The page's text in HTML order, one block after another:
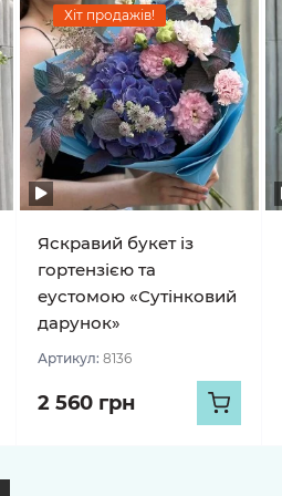
Хіт продажів!
Яскравий букет із
гортензією та
еустомою «Сутінковий
дарунок»
Артикул: 8136
2 560 грн